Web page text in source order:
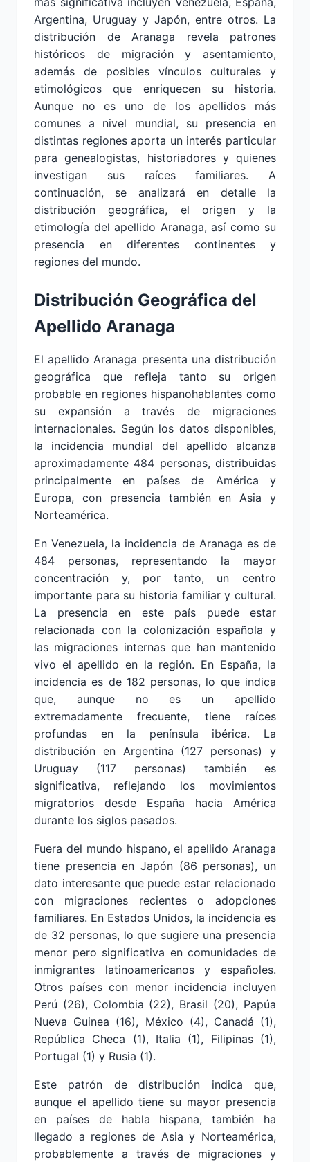
Argentina, Uruguay y Japón, entre otros. La
distribución de Aranaga revela patrones
históricos de migración y asentamiento,
además de posibles vínculos culturales y
etimológicos que enriquecen su historia.
Aunque no es uno de los apellidos más
comunes a nivel mundial, su presencia en
distintas regiones aporta un interés particular
para genealogistas, historiadores y quienes
investigan sus raíces familiares. A
continuación, se analizará en detalle la
distribución geográfica, el origen y la
etimología del apellido Aranaga, así como su
presencia en diferentes continentes y
regiones del mundo.
Distribución Geográfica del
Apellido Aranaga
El apellido Aranaga presenta una distribución
geográfica que refleja tanto su origen
probable en regiones hispanohablantes como
su expansión a través de migraciones
internacionales. Según los datos disponibles,
la incidencia mundial del apellido alcanza
aproximadamente 484 personas, distribuidas
principalmente en países de América y
Europa, con presencia también en Asia y
Norteamérica.
En Venezuela, la incidencia de Aranaga es de
484 personas, representando la mayor
concentración y, por tanto, un centro
importante para su historia familiar y cultural.
La presencia en este país puede estar
relacionada con la colonización española y
las migraciones internas que han mantenido
vivo el apellido en la región. En España, la
incidencia es de 182 personas, lo que indica
que, aunque no es un apellido
extremadamente frecuente, tiene raíces
profundas en la península ibérica. La
distribución en Argentina (127 personas) y
Uruguay (117 personas) también es
significativa, reflejando los movimientos
migratorios desde España hacia América
durante los siglos pasados.
Fuera del mundo hispano, el apellido Aranaga
tiene presencia en Japón (86 personas), un
dato interesante que puede estar relacionado
con migraciones recientes o adopciones
familiares. En Estados Unidos, la incidencia es
de 32 personas, lo que sugiere una presencia
menor pero significativa en comunidades de
inmigrantes latinoamericanos y españoles.
Otros países con menor incidencia incluyen
Perú (26), Colombia (22), Brasil (20), Papúa
Nueva Guinea (16), México (4), Canadá (1),
República Checa (1), Italia (1), Filipinas (1),
Portugal (1) y Rusia (1).
Este patrón de distribución indica que,
aunque el apellido tiene su mayor presencia
en países de habla hispana, también ha
llegado a regiones de Asia y Norteamérica,
probablemente a través de migraciones y